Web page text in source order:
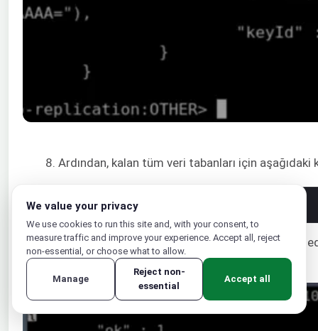
8. Ardından, kalan tüm veri tabanları için aşağıdaki
1 rs.add("{db_ip}:27017"
Burada,{db_ip} her bir veri tabanının IP adresini ifade
We value your privacy
We use cookies to run this site and, with your consent, to
measure traffic and improve your experience. Accept all, reject
non-essential, or choose what to allow.
Manage
Reject non-
essential
Accept all